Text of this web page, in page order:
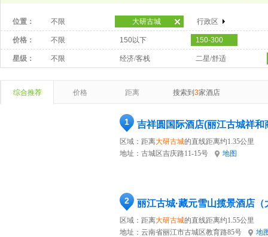
位置： 不限 大研古城 行政区
价格： 不限 150以下 150-300
星级： 不限 经济/客栈 二星/舒适
综合推荐 价格 距离 搜索到 3家酒店
1 吉祥圆国际酒店(丽江古城祥和
区域：距离大研古城的直线距离约1.35公里
地址： 古城区吉庆路11-15号 地图
2 丽江古城·藏元雪山揽景酒店（
区域：距离大研古城的直线距离约1.55公里
地址： 云南省丽江市古城区教育路85号 地